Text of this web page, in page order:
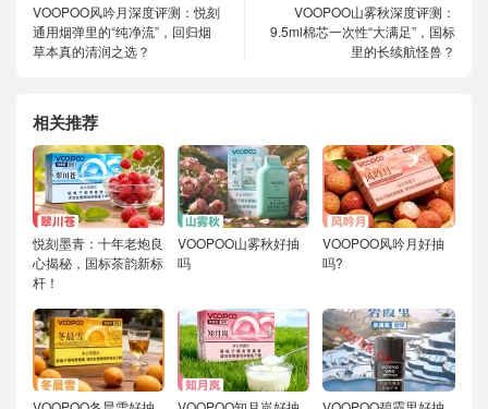
VOOPOO风吟月深度评测：悦刻
通用烟弹里的“纯净流”，回归烟
草本真的清润之选？
VOOPOO山雾秋深度评测：
9.5ml棉芯一次性“大满足”，国标
里的长续航怪兽？
相关推荐
悦刻墨青：十年老炮良
心揭秘，国标茶韵新标
杆！
VOOPOO山雾秋好抽
吗
VOOPOO风吟月好抽
吗?